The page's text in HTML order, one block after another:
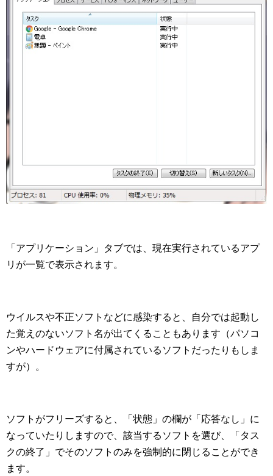
「アプリケーション」タブでは、現在実行されているアプ
リが一覧で表示されます。
ウイルスや不正ソフトなどに感染すると、自分では起動し
た覚えのないソフト名が出てくることもあります（パソコ
ンやハードウェアに付属されているソフトだったりもしま
すが）。
ソフトがフリーズすると、「状態」の欄が「応答なし」に
なっていたりしますので、該当するソフトを選び、「タス
クの終了」でそのソフトのみを強制的に閉じることができ
ます。